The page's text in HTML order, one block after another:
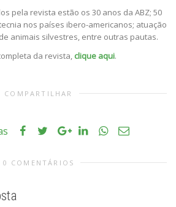
pela revista estão os 30 anos da ABZ; 50
nos países ibero-americanos; atuação
animais silvestres, entre outras pautas.
da revista, clique aqui.
COMPARTILHAR
0 COMENTÁRIOS